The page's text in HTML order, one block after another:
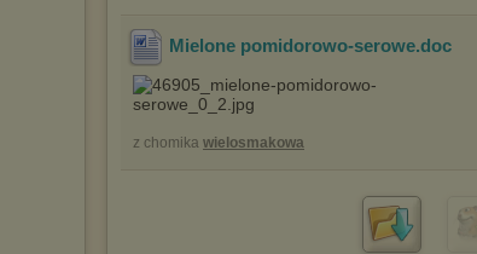
Mielone pomidorowo-serowe.doc
z chomika wielosmakowa